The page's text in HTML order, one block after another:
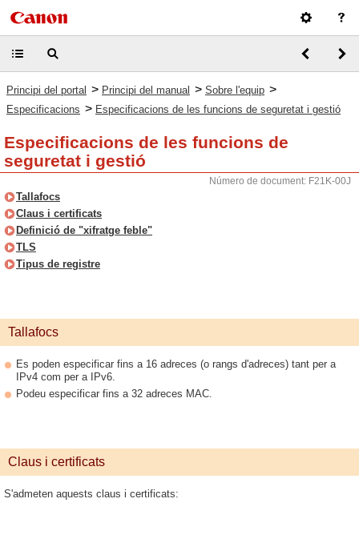
Principi del portal > Principi del manual > Sobre l'equip >
Especificacions > Especificacions de les funcions de seguretat i gestió
Especificacions de les funcions de
seguretat i gestió
Número de document: F21K-00J
Tallafocs
Claus i certificats
Definició de "xifratge feble"
TLS
Tipus de registre
Tallafocs
Es poden especificar fins a 16 adreces (o rangs d'adreces) tant per a
IPv4 com per a IPv6.
Podeu especificar fins a 32 adreces MAC.
Claus i certificats
S'admeten aquests claus i certificats: